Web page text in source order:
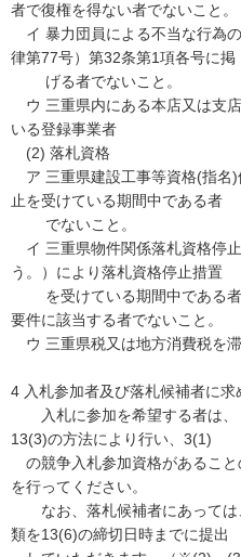
者で復権を得ない者でないこと。
イ 暴力団員による不当な行為
律第77号）第32条第1項各号に掲
げる者でないこと。
ウ 三重県内にある本店又は支
いる登録事業者
(2) 落札資格
ア 三重県建設工事等資格(指名
止を受けている期間中である者
でないこと。
イ 三重県物件関係落札資格停
う。）により落札資格停止措置
を受けている期間中である者
要件に該当する者でないこと。
ウ 三重県税又は地方消費税を
4 入札参加者及び落札候補者に求
入札に参加を希望する者は、
13(3)の方法により行い、3(1)
の競争入札参加資格があるこ
を行ってください。
なお、落札候補者にあっては
類を13(6)の締切日時までに提出